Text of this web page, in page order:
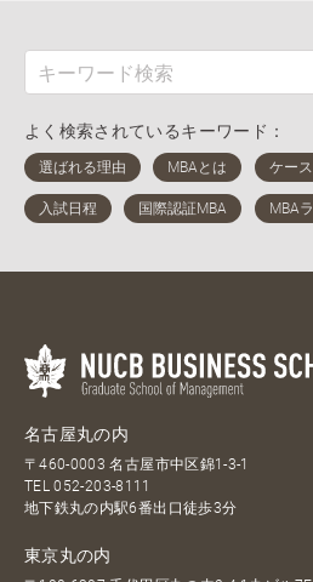
よく検索されているキーワード：
名古屋丸の内
〒460-0003 名古屋市中区錦1-3-1
TEL052-203-8111
地下鉄丸の内駅6番出口徒歩3分
東京丸の内